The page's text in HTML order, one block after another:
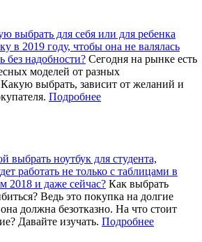
выбрать для себя или для ребенка
в 2019 году, чтобы она не валялась
без надобности? Сегодня на рынке есть
моделей от разных
выбрать, зависит от желаний и
Подробнее
выбрать ноутбук для студента,
работать не только с таблицами в
2018 и даже сейчас? Как выбрать
Ведь это покупка на долгие
должна безотказно. На что стоит
Давайте изучать. Подробнее